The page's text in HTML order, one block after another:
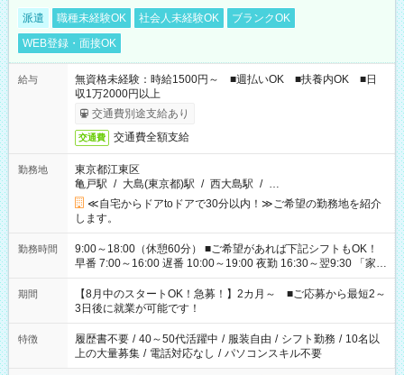
派遣 職種未経験OK 社会人未経験OK
ブランクOK
WEB登録・面接OK
給与
無資格未経験：時給1500円～ ■週払いOK ■扶養内OK ■日
収1万2000円以上
交通費別途支給あり
交通費 交通費全額支給
勤務地
東京都江東区
亀戸駅 / 大島(東京都)駅 / 西大島駅 / …
≪自宅からドアtoドアで30分以内！≫ご希望の勤務地を紹介
します。
勤務時間
9:00～18:00（休憩60分） ■ご希望があれば下記シフトもOK！
早番 7:00～16:00 遅番 10:00～19:00 夜勤 16:30～翌9:30 「家族
と休みを合わせたい」 「余裕を持って夕飯の準備がしたい」
「できれば残業はしたくない」 など、ご希望を教えてください
ね。 ※Wワーク希望の方へ 今ご覧のお仕事で希望する勤務時間
と、もう1つのお仕事の勤務時間。 合計で週40時間を超える場
合は応募できません。
期間
【8月中のスタートOK！急募！】2カ月～ ■ご応募から最短2～
3日後に就業が可能です！
特徴 履歴書不要 / 40～50代活躍中 / 服装自由 / シフト勤務 / 10名以
上の大量募集 / 電話対応なし / パソコンスキル不要